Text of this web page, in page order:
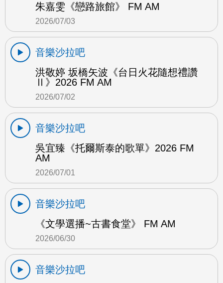
朱嘉雯《戀路旅館》 FM AM
2026/07/03
音樂沙拉吧
洪敬婷 坂橋矢波《台日火花隨想禮讚
Ⅱ》2026 FM AM
2026/07/02
音樂沙拉吧
吳宜臻《托爾斯泰的歌單》2026 FM
AM
2026/07/01
音樂沙拉吧
《文學選播~古書食堂》 FM AM
2026/06/30
音樂沙拉吧